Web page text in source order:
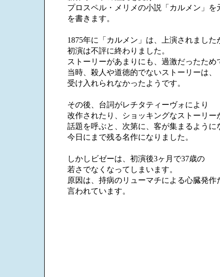
プロスペル・メリメの小説「カルメン」を
を書きます。
1875年に「カルメン」は、上演されました
初演は不評に終わりました。
ストーリーがあまりにも、過激だったため
当時、殺人や道徳的でないストーリーは、
受け入れられなかったようです。
その後、台詞がレチタティーヴォにより
改作されたり、ショッキングなストーリー
話題を呼ぶと、次第に、客が集まるように
今日にまで残る名作になりました。
しかしビゼーは、初演後3ヶ月で37歳の
若さでなくなってしまいます。
原因は、持病のリューマチによる心臓発作
言われています。